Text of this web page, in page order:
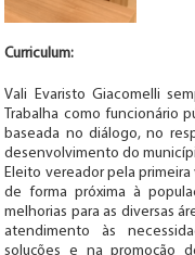
Curriculum:
Vali Evaristo Giacomelli
Trabalha como funcionário
baseada no diálogo, no
desenvolvimento do
Eleito vereador pela primeira
de forma próxima à
melhorias para as diversas
atendimento às
soluções e na promoção